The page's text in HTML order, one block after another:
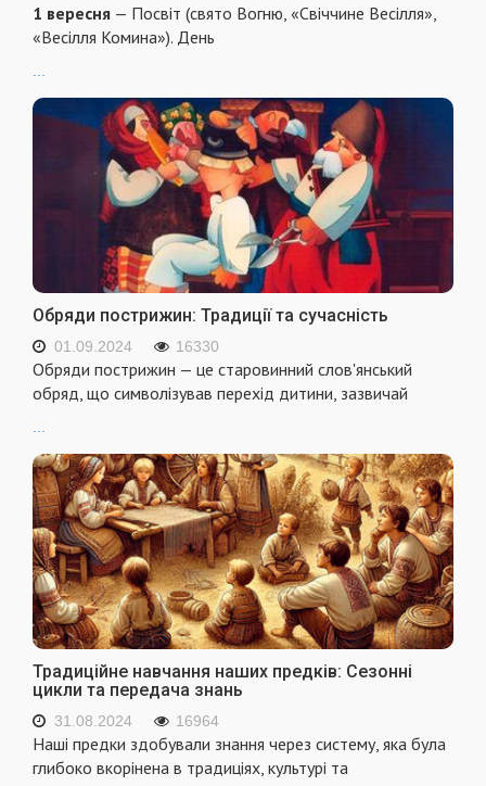
1 вересня — Посвіт (свято Вогню, «Свіччине Весілля»,
«Весілля Комина»). День
Обряди пострижин: Традиції та сучасність
01.09.2024 16330
Обряди пострижин — це старовинний слов'янський
обряд, що символізував перехід дитини, зазвичай
Традиційне навчання наших предків: Сезонні
цикли та передача знань
31.08.2024 16964
Наші предки здобували знання через систему, яка була
глибоко вкорінена в традиціях, культурі та